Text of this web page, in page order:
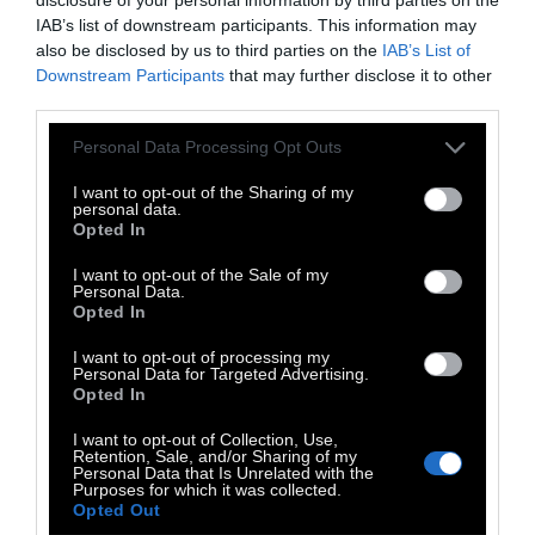
IAB’s list of downstream participants. This information may
also be disclosed by us to third parties on the IAB’s List of
Downstream Participants that may further disclose it to other
Personal Data Processing Opt Outs
I want to opt-out of the Sharing of my
personal data.
Opted In
I want to opt-out of the Sale of my
Personal Data.
Opted In
I want to opt-out of processing my
Personal Data for Targeted Advertising.
Opted In
I want to opt-out of Collection, Use,
Retention, Sale, and/or Sharing of my
Personal Data that Is Unrelated with the
Purposes for which it was collected.
Opted Out
Ready ένα κινηματογραφικό πρόγραμμα με
έξι ταινίες μεγάλου μήκους, τις οποίες
«προλογίζουν» μικρού μήκους ταινίες που
έχει επιλέξει η ίδια η Tilda Swinton.
ηθοποιός με τους κινηματογραφικούς
ρόλους που τη διαμόρφωσαν, αλλά και την
έφεραν κοντά με τους σκηνοθέτες που
συμμετέχουν μαζί της στην έκθεση: Pedro
Joanna Hogg, Jim Jarmusch και Derek
Jarman. Από το κινηματογραφικό της
ντεμπούτο, “Caravaggio” του Ντέρεκ
Τζάρμαν (1986), στην cult ταινία βαμπίρ,
Only Lovers Left Alive” του Τζιμ Τζάρμους